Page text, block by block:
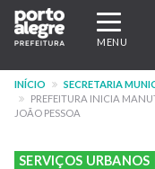
Pular
para
conteúdo
principal
MENU
INÍCIO
SECRETARIA
PREFEITURA INICIA
JOÃO PESSOA
SERVIÇOS URBANOS